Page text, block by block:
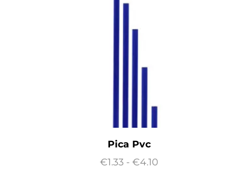
Pica Pvc
€1.33 - €4.10